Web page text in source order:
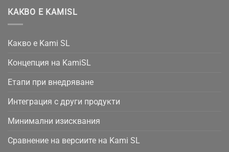
КАКВО Е KAMISL
Какво е Kami SL
Концепция на KamiSL
Етапи при внедряване
Интеграция с други продукти
Минимални изисквания
Сравнение на версиите на Kami SL